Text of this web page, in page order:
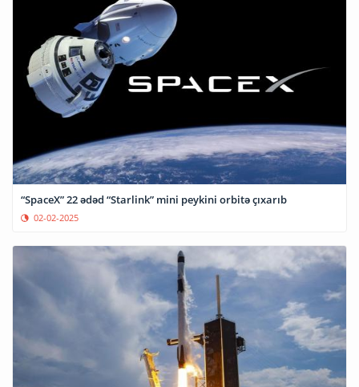
“SpaceX” 22 ədəd “Starlink” mini peykini orbitə çıxarıb
02-02-2025